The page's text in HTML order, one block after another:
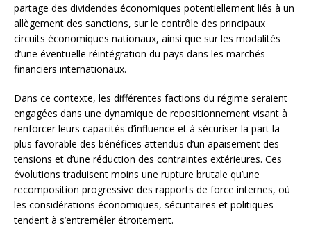
partage des dividendes économiques potentiellement liés à un
allègement des sanctions, sur le contrôle des principaux
circuits économiques nationaux, ainsi que sur les modalités
d’une éventuelle réintégration du pays dans les marchés
financiers internationaux.
Dans ce contexte, les différentes factions du régime seraient
engagées dans une dynamique de repositionnement visant à
renforcer leurs capacités d’influence et à sécuriser la part la
plus favorable des bénéfices attendus d’un apaisement des
tensions et d’une réduction des contraintes extérieures. Ces
évolutions traduisent moins une rupture brutale qu’une
recomposition progressive des rapports de force internes, où
les considérations économiques, sécuritaires et politiques
tendent à s’entremêler étroitement.